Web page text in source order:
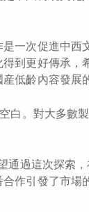
一次促進中
到更好傳承
低齡內容發展
白。對大多數
通過這次探索
作引發了市場